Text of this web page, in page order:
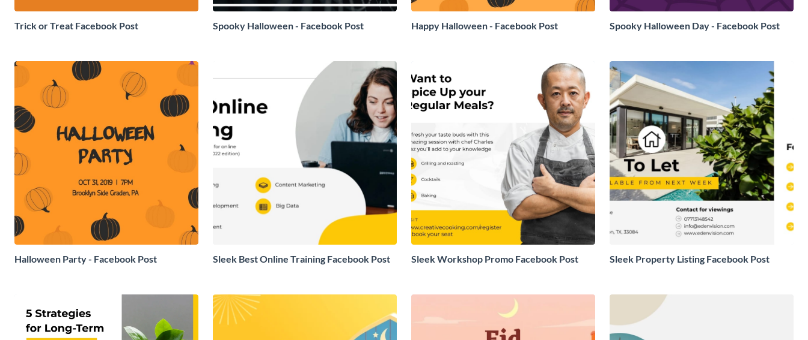
Trick or Treat Facebook Post Spooky Halloween - Facebook Post Happy Halloween - Facebook Post Spooky Halloween Day - Facebook Post
Halloween Party - Facebook Post Sleek Best Online Training Facebook Post Sleek Workshop Promo Facebook Post Sleek Property Listing Facebook Post